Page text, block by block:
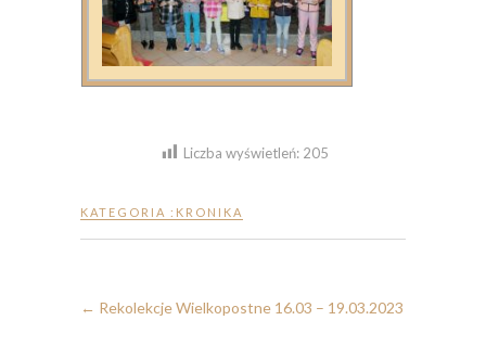
Liczba wyświetleń: 205
KATEGORIA : KRONIKA
← Rekolekcje Wielkopostne 16.03 – 19.03.2023